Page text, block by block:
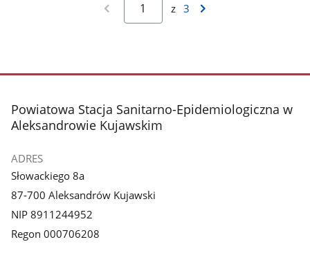
z 3
stopka
Powiatowa Stacja Sanitarno-Epidemiologiczna w
Aleksandrowie Kujawskim
ADRES
Słowackiego 8a
87-700 Aleksandrów Kujawski
NIP 8911244952
Regon 000706208